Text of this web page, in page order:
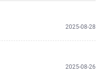
2025-08-28
2025-08-26